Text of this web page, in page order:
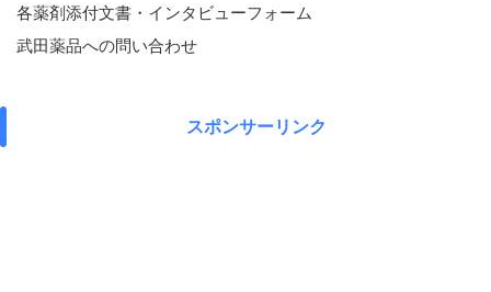
各薬剤添付文書・インタビューフォーム
武田薬品への問い合わせ
スポンサーリンク